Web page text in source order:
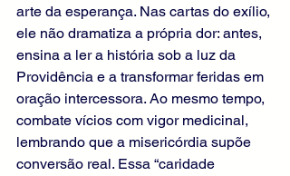
arte da esperança. Nas cartas do exílio,
ele não dramatiza a própria dor: antes,
ensina a ler a história sob a luz da
Providência e a transformar feridas em
oração intercessora. Ao mesmo tempo,
combate vícios com vigor medicinal,
lembrando que a misericórdia supõe
conversão real. Essa “caridade